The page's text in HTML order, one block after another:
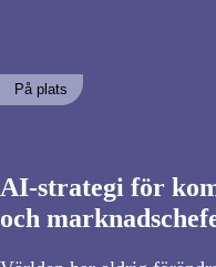
På plats
AI-strategi för
och